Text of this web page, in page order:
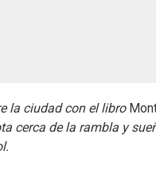
la ciudad con el libro
cerca de la rambla y